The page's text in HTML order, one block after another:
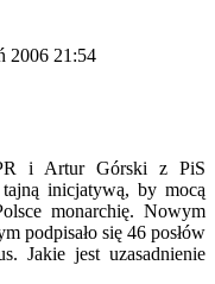
2006 21:54
i Artur Górski z PiS
inicjatywą, by mocą
monarchię. Nowym
podpisało się 46 posłów
Jakie jest uzasadnienie